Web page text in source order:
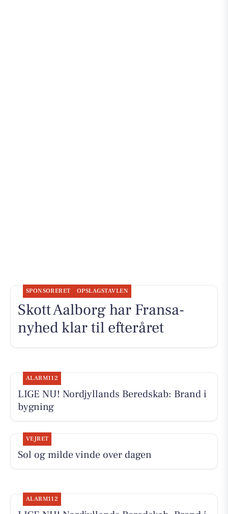
SPONSORERET OPSLAGSTAVLEN
Skott Aalborg har Fransa-
nyhed klar til efteråret
ALARM112
LIGE NU! Nordjyllands Beredskab: Brand i
bygning
VEJRET
Sol og milde vinde over dagen
ALARM112